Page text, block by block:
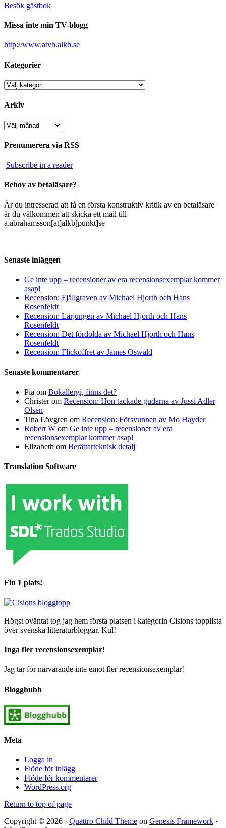
Besök gästbok
Missa inte min TV-blogg
http://www.atvb.alkb.se
Kategorier
Kategorier
Arkiv
Arkiv
Prenumerera via RSS
Subscribe in a reader
Behov av betaläsare?
Är du intresserad att få en första konstruktiv kritik av en betaläsare
är du välkommen att skicka ett mail till
a.abrahamsson[at]alkb[punkt]se
Senaste inläggen
Ge inte upp – recensioner av era recensionsexemplar kommer
asap!
Recension: Fjällgraven av Michael Hjorth och Hans
Rosenfeldt
Recension: Lärjungen av Michael Hjorth och Hans
Rosenfeldt
Recension: Det fördolda av Michael Hjorth och Hans
Rosenfeldt
Recension: Flickoffret av James Oswald
Senaste kommentarer
Pia om Bokallergi, finns det?
Christerom Recension: Hon tackade gudarna av Jussi Adler
Olsen
Tina Lövgren om Recension: Försvunnen av Mo Hayder
Robert W om Ge inte upp – recensioner av era
recensionsexemplar kommer asap!
Elizabeth om Berättarteknisk detalj
Translation Software
Fin 1 plats!
Högst oväntat tog jag hem första platsen i kategorin Cisions topplista
över svenska litteraturbloggar. Kul!
Inga fler recensionsexemplar!
Jag tar för närvarande inte emot fler recensionsexemplar!
Blogghubb
Meta
Logga in
Flöde för inlägg
Flöde för kommentarer
WordPress.org
Return to top of page
Copyright © 2026 · Quattro Child Theme on Genesis Framework ·